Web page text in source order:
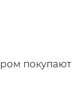
покупают